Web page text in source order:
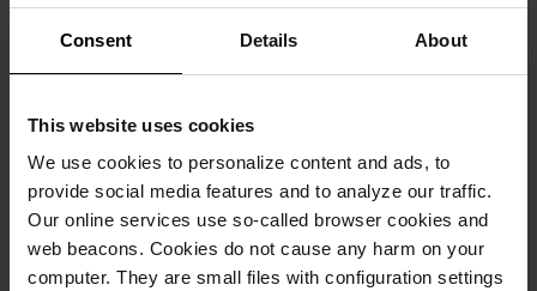
Consent Details About
This website uses cookies
We use cookies to personalize content and ads, to
provide social media features and to analyze our traffic.
Our online services use so-called browser cookies and
web beacons. Cookies do not cause any harm on your
computer. They are small files with configuration settings
Połączenie ścian działowych z nośnymi
Zobacz jak w łatwy i szybki sposób połączyć ścianę działową